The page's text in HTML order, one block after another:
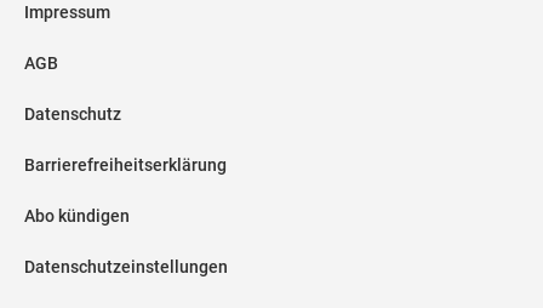
Impressum
AGB
Datenschutz
Barrierefreiheitserklärung
Abo kündigen
Datenschutzeinstellungen